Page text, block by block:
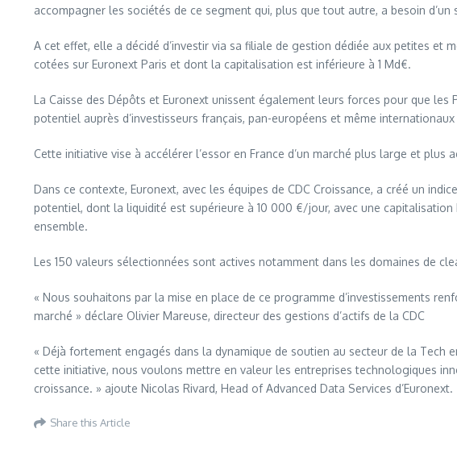
accompagner les sociétés de ce segment qui, plus que tout autre, a besoin d’un
A cet effet, elle a décidé d’investir via sa filiale de gestion dédiée aux petites et
cotées sur Euronext Paris et dont la capitalisation est inférieure à 1 Md€.
La Caisse des Dépôts et Euronext unissent également leurs forces pour que
potentiel auprès d’investisseurs français, pan-européens et même
Cette initiative vise à accélérer l’essor en France d’un marché plus large et
Dans ce contexte, Euronext, avec les équipes de CDC Croissance, a créé un
potentiel, dont la liquidité est supérieure à 10 000 €/jour, avec une
ensemble.
Les 150 valeurs sélectionnées sont actives notamment dans les domaines de
« Nous souhaitons par la mise en place de ce programme d’investissements
marché » déclare Olivier Mareuse, directeur des gestions d’actifs de la CDC
« Déjà fortement engagés dans la dynamique de soutien au secteur de la Tech
cette initiative, nous voulons mettre en valeur les entreprises technologiques
croissance. » ajoute Nicolas Rivard, Head of Advanced Data Services d’Euronext.
Share this Article